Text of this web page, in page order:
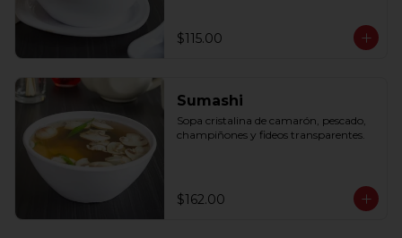
$115.00
Sumashi
Sopa cristalina de camarón, pescado,
champiñones y fideos transparentes.
$162.00